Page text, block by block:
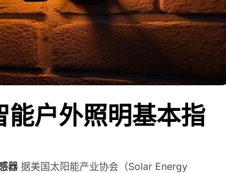
户外照明基本指
器据美国太阳能产业协会（Solar Energy